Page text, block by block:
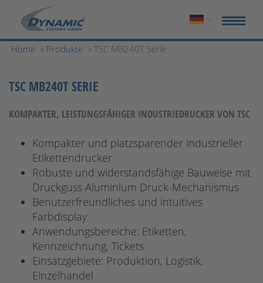
Home » Produkte » TSC MB240T Serie
TSC MB240T SERIE
KOMPAKTER, LEISTUNGSFÄHIGER INDUSTRIEDRUCKER VON TSC
Kompakter und platzsparender industrieller
Etikettendrucker
Robuste und widerstandsfähige Bauweise mit
Druckguss Aluminium Druck-Mechanismus
Benutzerfreundliches und intuitives
Farbdisplay
Anwendungsbereiche: Etiketten,
Kennzeichnung, Tickets
Einsatzgebiete: Produktion, Logistik,
Einzelhandel